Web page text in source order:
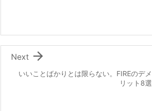
いいことばかりとは限らない。FIREのデメ
リット8選

Next